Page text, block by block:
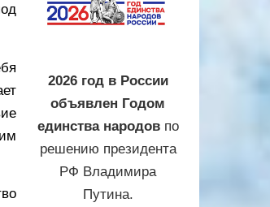
2026 год в России
объявлен Годом
единства народовпо
решению президента
РФ Владимира
Путина.